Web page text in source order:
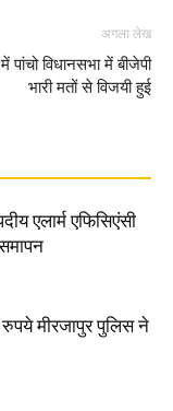
अगला लेख
में पांचो विधानसभा में बीजेपी
भारी मतों से विजयी हुई
एलार्म एफिसिएंसी
मीरजापुर पुलिस ने